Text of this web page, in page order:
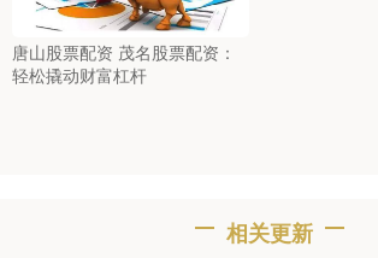
唐山股票配资 茂名股票配资：
轻松撬动财富杠杆
相关更新